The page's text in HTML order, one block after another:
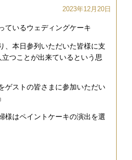
2023年12月20日
ているウェディングケーキ
、本日参列いただいた皆様に支
つことが出来ているという思
ゲストの皆さまに参加いただい
様はペイントケーキの演出を選